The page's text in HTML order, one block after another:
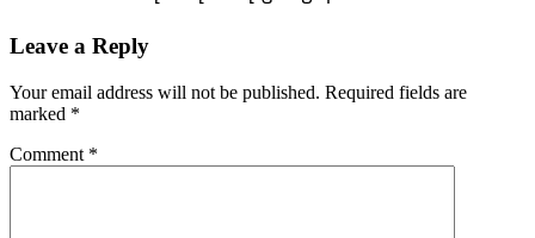
Leave a Reply
Your email address will not be published. Required fields are
marked *
Comment *